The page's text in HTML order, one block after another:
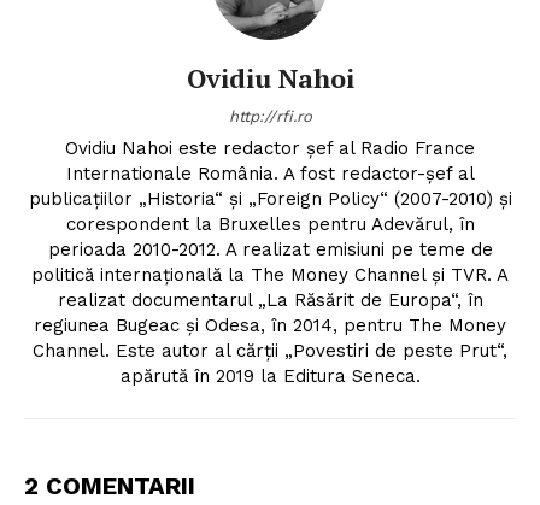
Ovidiu Nahoi
http://rfi.ro
Ovidiu Nahoi este redactor șef al Radio France
Internationale România. A fost redactor-șef al
publicațiilor „Historia“ și „Foreign Policy“ (2007-2010) și
corespondent la Bruxelles pentru Adevărul, în
perioada 2010-2012. A realizat emisiuni pe teme de
politică internațională la The Money Channel și TVR. A
realizat documentarul „La Răsărit de Europa“, în
regiunea Bugeac și Odesa, în 2014, pentru The Money
Channel. Este autor al cărții „Povestiri de peste Prut“,
apărută în 2019 la Editura Seneca.
2 COMENTARII